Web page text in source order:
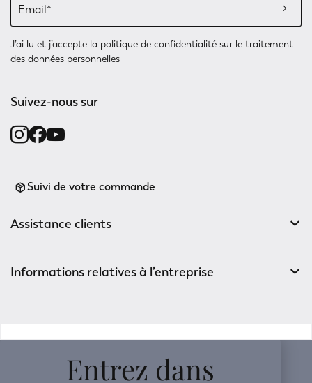
J’ai lu et j’accepte la politique de confidentialité sur le traitement
des données personnelles
Suivez-nous sur
Suivi de votre commande
Assistance clients
Informations relatives à l’entreprise
Entrez dans